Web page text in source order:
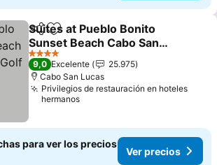
CompartirAñadir a favoritos
Suites at Pueblo Bonito
Sunset Beach Cabo San
Lucas Golf and Spa
4 Estrellas
9,0 Excelente
25.975
Cabo San Lucas
Privilegios de restauración en hoteles
hermanos
para ver los precios
Ver precios